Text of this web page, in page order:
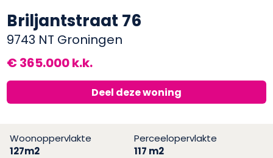
Briljantstraat 76
9743 NT Groningen
€ 365.000 k.k.
Deel deze woning
Woonoppervlakte
127m2
Perceelopervlakte
117 m2